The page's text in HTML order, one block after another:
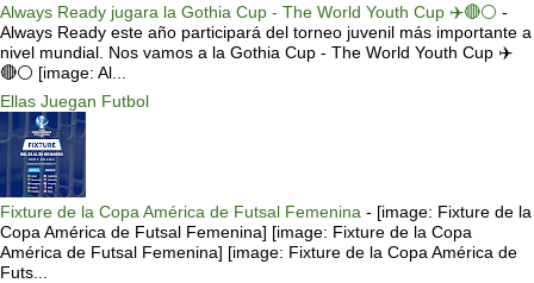
Always Ready jugara la Gothia Cup - The World Youth Cup ✈️🔴⚪️ -
Always Ready este año participará del torneo juvenil más importante a
nivel mundial. Nos vamos a la Gothia Cup - The World Youth Cup ✈️
🔴⚪️ [image: Al...
Ellas Juegan Futbol
Fixture de la Copa América de Futsal Femenina - [image: Fixture de la
Copa América de Futsal Femenina] [image: Fixture de la Copa
América de Futsal Femenina] [image: Fixture de la Copa América de
Futs...